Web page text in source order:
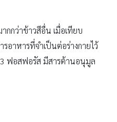
กว่าข้าวสีอื่น เมื่อเทียบ
อาหารที่จำเป็นต่อร่างกายไว้
3 ฟอสฟอรัส มีสารต้านอนุมูล